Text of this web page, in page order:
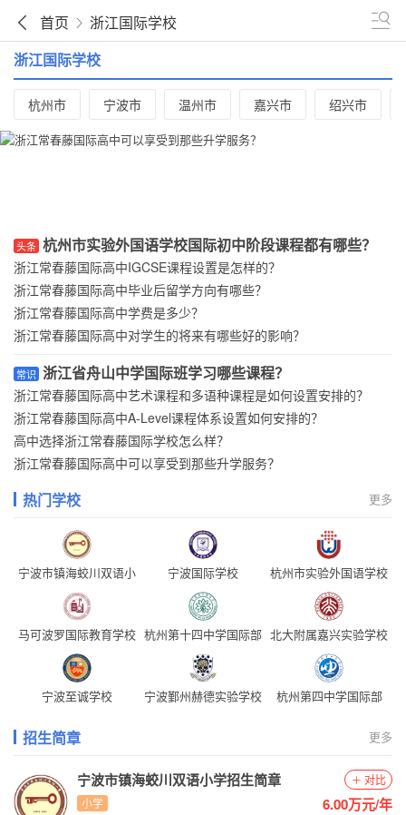
首页
浙江国际学校
浙江国际学校
杭州市 宁波市 温州市 嘉兴市 绍兴市
头条 杭州市实验外国语学校国际初中阶段课程都有哪些？
浙江常春藤国际高中IGCSE课程设置是怎样的？
浙江常春藤国际高中毕业后留学方向有哪些？
浙江常春藤国际高中学费是多少？
浙江常春藤国际高中对学生的将来有哪些好的影响？
常识 浙江省舟山中学国际班学习哪些课程？
浙江常春藤国际高中艺术课程和多语种课程是如何设置安排的？
浙江常春藤国际高中A-Level课程体系设置如何安排的？
高中选择浙江常春藤国际学校怎么样？
浙江常春藤国际高中可以享受到那些升学服务？
热门学校 更多
宁波市镇海蛟川双语小
学
宁波国际学校 杭州市实验外国语学校
马可波罗国际教育学校 杭州第十四中学国际部 北大附属嘉兴实验学校
宁波至诚学校 宁波鄞州赫德实验学校 杭州第四中学国际部
招生简章 更多
宁波市镇海蛟川双语小学招生简章
小学
对比
6.00万元/年